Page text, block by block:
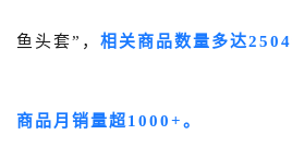
鱼头套”， 相关商品数量多达
商品月销量超1000+。